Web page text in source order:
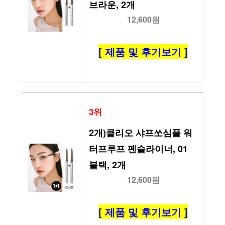
브라운, 2개
12,600원
[ 제품 및 후기보기 ]
3위
2개)클리오 샤프쏘심플 워
터프루프 펜슬라이너, 01
블랙, 2개
12,600원
[ 제품 및 후기보기 ]